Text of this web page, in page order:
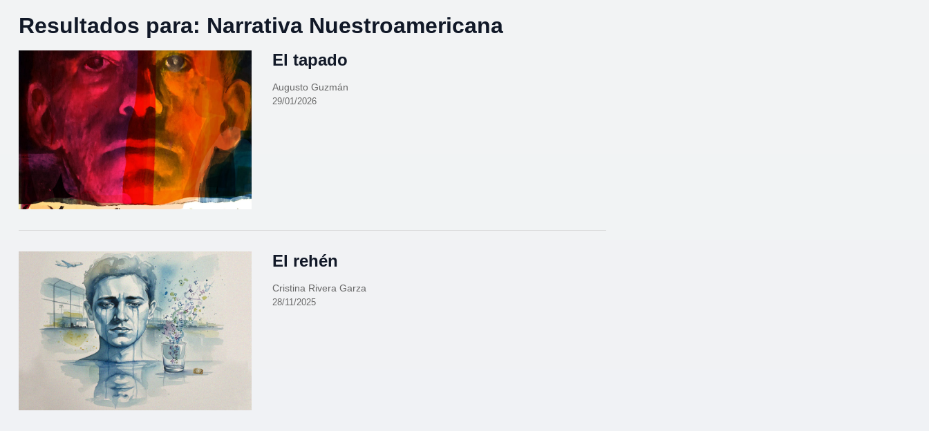
Resultados para: Narrativa Nuestroamericana
El tapado
Augusto Guzmán
29/01/2026
El rehén
Cristina Rivera Garza
28/11/2025